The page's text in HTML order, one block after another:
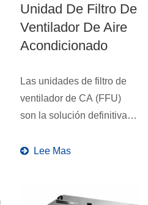
Unidad De Filtro De
Ventilador De Aire
Acondicionado
Las unidades de filtro de
ventilador de CA (FFU)
son la solución definitiva
Lee Mas